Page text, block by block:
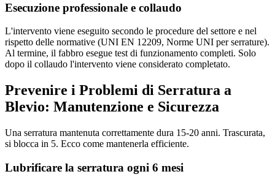
Esecuzione professionale e collaudo
L'intervento viene eseguito secondo le procedure del settore e nel
rispetto delle normative (UNI EN 12209, Norme UNI per serrature).
Al termine, il fabbro esegue test di funzionamento completi. Solo
dopo il collaudo l'intervento viene considerato completato.
Prevenire i Problemi di Serratura a
Blevio: Manutenzione e Sicurezza
Una serratura mantenuta correttamente dura 15-20 anni. Trascurata,
si blocca in 5. Ecco come mantenerla efficiente.
Lubrificare la serratura ogni 6 mesi